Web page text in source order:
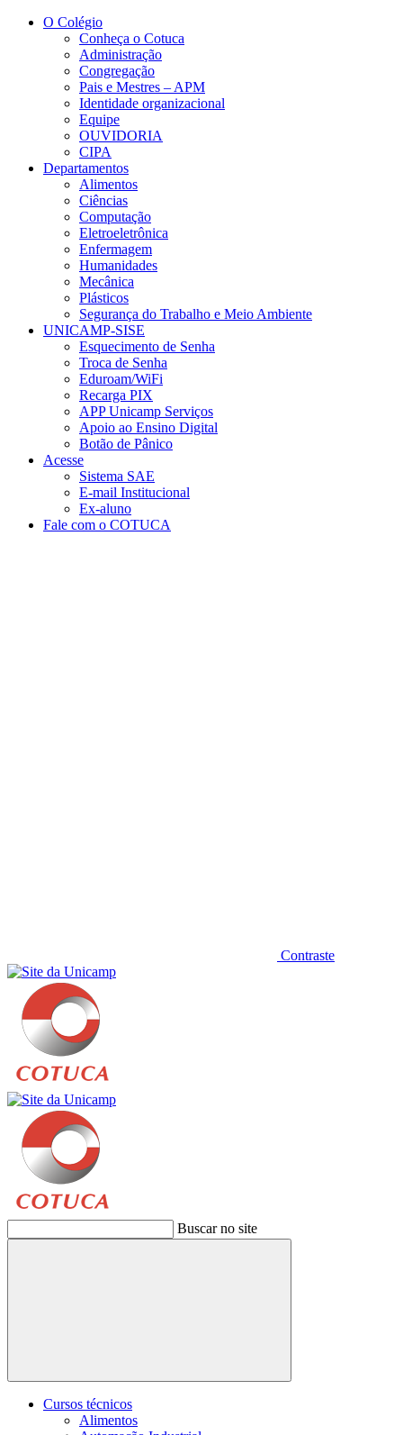
Conteúdo principal
O Colégio
Conheça o Cotuca
Administração
Congregação
Pais e Mestres – APM
Identidade organizacional
Equipe
OUVIDORIA
CIPA
Departamentos
Alimentos
Ciências
Computação
Eletroeletrônica
Enfermagem
Humanidades
Mecânica
Plásticos
Segurança do Trabalho e Meio Ambiente
UNICAMP-SISE
Esquecimento de Senha
Troca de Senha
Eduroam/WiFi
Recarga PIX
APP Unicamp Serviços
Apoio ao Ensino Digital
Botão de Pânico
Acesse
Sistema SAE
E-mail Institucional
Ex-aluno
Fale com o COTUCA
Contraste
Buscar no site
Buscar
Cursos técnicos
Alimentos